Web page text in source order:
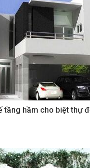
tầng hầm cho biệt thự